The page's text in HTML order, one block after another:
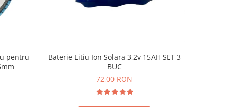
pentru
Baterie Litiu Ion Solara 3,2v 15AH SET 3
BUC
72,00 RON